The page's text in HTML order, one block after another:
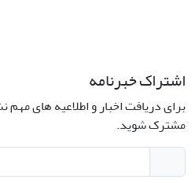
اشتراک خبرنامه
برای دریافت اخبار و اطلاعیه های
مشترک شوید.